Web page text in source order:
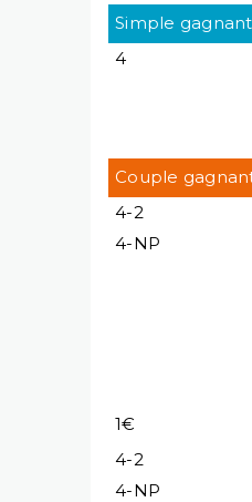
Simple
4
Couple
4-2
4-NP
1€
4-2
4-NP